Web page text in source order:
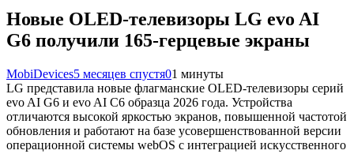
Новые OLED-телевизоры LG evo AI
G6 получили 165-герцевые экраны
MobiDevices5 месяцев спустя01 минуты
LG представила новые флагманские OLED-телевизоры серий
evo AI G6 и evo AI C6 образца 2026 года. Устройства
отличаются высокой яркостью экранов, повышенной частотой
обновления и работают на базе усовершенствованной версии
операционной системы webOS с интеграцией искусственного